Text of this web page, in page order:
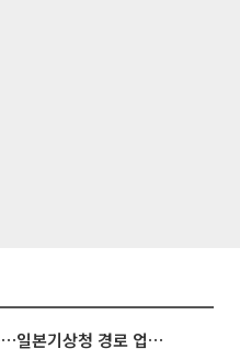
태풍 '돌핀' 오키나와 접근…일본기상청 경로 업데이트